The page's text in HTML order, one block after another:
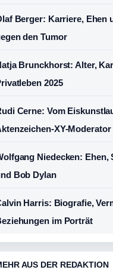
Berger: Karriere, Ehen
den Tumor
Brunckhorst: Alter,
2025
Cerne: Vom
XY-Moderator
Niedecken: Ehen,
Bob Dylan
Harris: Biografie,
im Porträt
AUS DER REDAKTION